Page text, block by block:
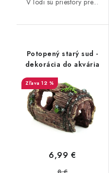
Potopený starý sud -
dekorácia do akvária
12 %
6,99 €